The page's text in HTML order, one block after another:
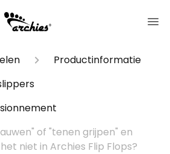
Productinformatie
of "tenen grijpen" en
niet in Archies Flip Flops?